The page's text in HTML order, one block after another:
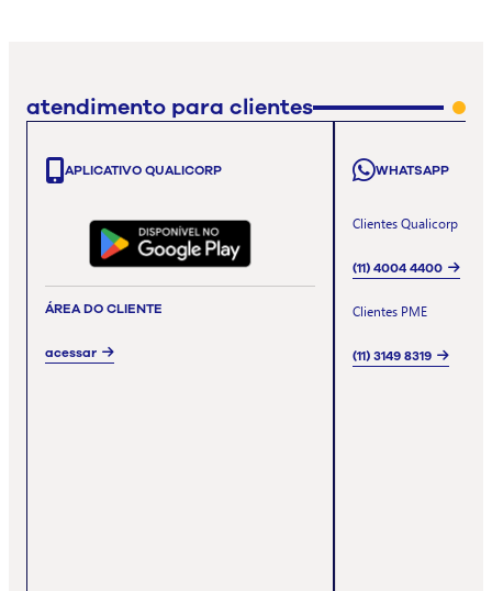
atendimento para clientes
APLICATIVO QUALICORP
ÁREA DO CLIENTE
acessar
WHATSAPP
Clientes Qualicorp
(11) 4004 4400
Clientes PME
(11) 3149 8319